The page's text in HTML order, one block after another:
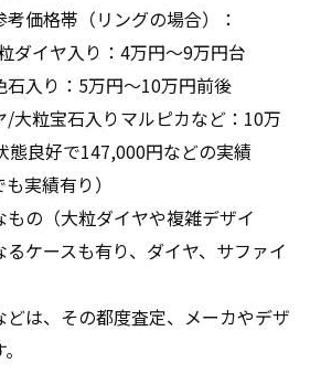
価格帯（リングの場合）：
イヤ入り：4万円〜9万円台
入り：5万円〜10万円前後
粒宝石入りマルピカなど：10万
態良好で147,000円などの実績
績有り）
の（大粒ダイヤや複雑デザイ
ケースも有り、ダイヤ、サファイ
、その都度査定、メーカやデザ